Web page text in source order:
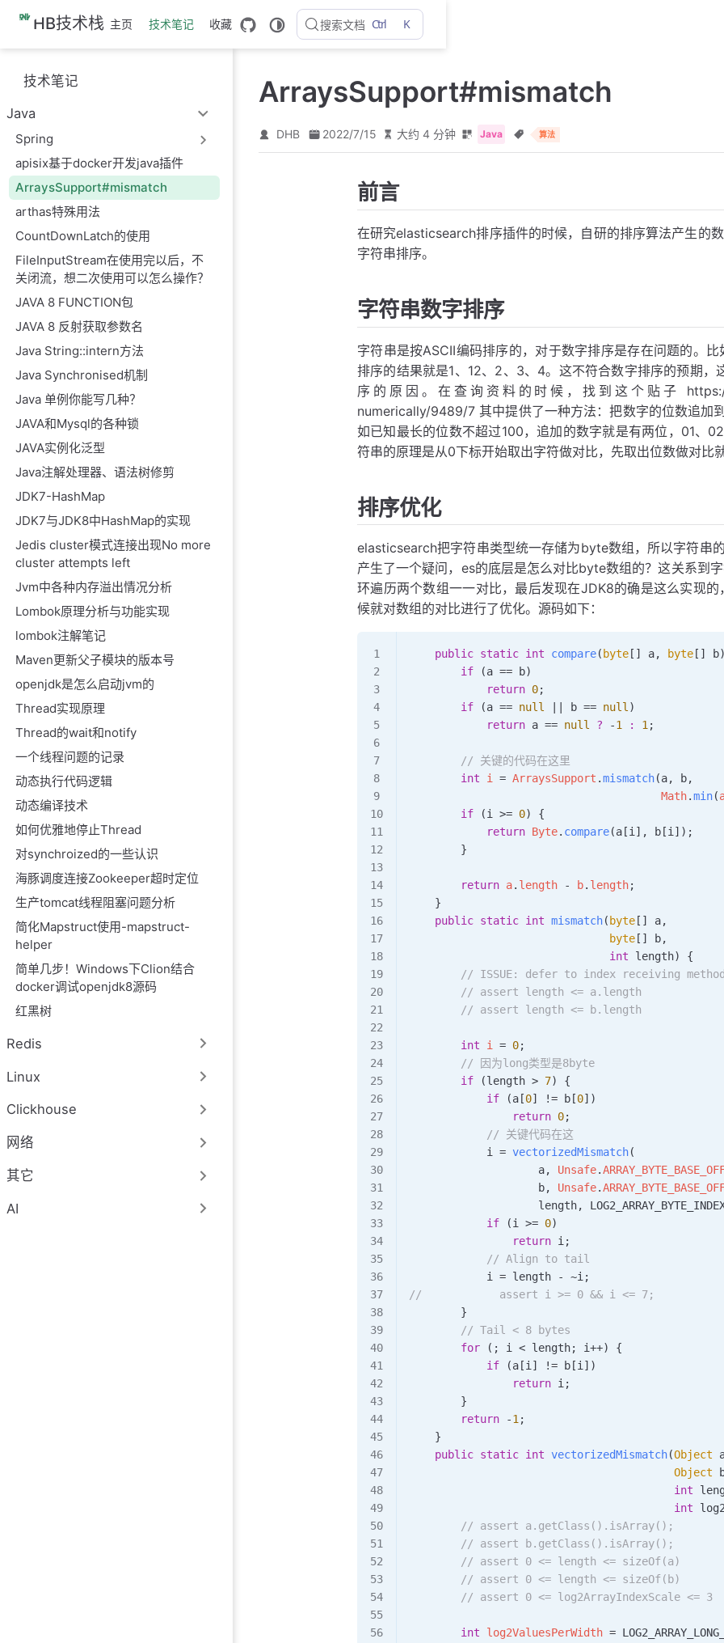
跳
主
要
內
HB技术栈 主页 技术笔记 收藏 搜索文档 Ctrl K
技术笔记
Java
Spring
apisix基于docker开发java插件
ArraysSupport#mismatch
arthas特殊用法
CountDownLatch的使用
FileInputStream在使用完以后，不
关闭流，想二次使用可以怎么操作？
JAVA 8 FUNCTION包
JAVA 8 反射获取参数名
Java String::intern方法
Java Synchronised机制
Java 单例你能写几种？
JAVA和Mysql的各种锁
JAVA实例化泛型
Java注解处理器、语法树修剪
JDK7-HashMap
JDK7与JDK8中HashMap的实现
Jedis cluster模式连接出现No more
cluster attempts left
Jvm中各种内存溢出情况分析
Lombok原理分析与功能实现
lombok注解笔记
Maven更新父子模块的版本号
openjdk是怎么启动jvm的
Thread实现原理
Thread的wait和notify
一个线程问题的记录
动态执行代码逻辑
动态编译技术
如何优雅地停止Thread
对synchroized的一些认识
海豚调度连接Zookeeper超时定位
生产tomcat线程阻塞问题分析
简化Mapstruct使用-mapstruct-
helper
简单几步！Windows下Clion结合
docker调试openjdk8源码
红黑树
Redis
Linux
Clickhouse
网络
其它
AI
ArraysSupport#mismatch
DHB 2022/7/15 大约 4 分钟 Java 算法
前言
在研究elasticsearch排序插件的时候，自研的排序算法产生的
字符串排序。
字符串数字排序
字符串是按ASCII编码排序的，对于数字排序是存在问题的。
排序的结果就是1、12、2、3、4。这不符合数字排序的预期
序的原因。在查询资料的时候，找到这个贴子
numerically/9489/7 其中提供了一种方法：把数字的位数追加
如已知最长的位数不超过100，追加的数字就是有两位，01、
符串的原理是从0下标开始取出字符做对比，先取出位数做对比
排序优化
elasticsearch把字符串类型统一存储为byte数组，所以字符串
产生了一个疑问，es的底层是怎么对比byte数组的？这关系到
环遍历两个数组一一对比，最后发现在JDK8的确是这么实现
候就对数组的对比进行了优化。源码如下：
    public
static int compare( byte [] a, byte []
        if
(a == b)
            return
0;
        if
(a == null b == null)
            return
a == null ? -1 : 1;
        // 关键的代码在这里
        int
i = ArraysSupport .mismatch(a, b,
                                       Math
.min(
        if
(i >= 0) {
            return
Byte. compare(a[i], b[i]);
        }
        return
a. length - b. length;
    }
    public
static int mismatch( byte [] a,
                               byte
[] b,
                               int
length) {
// ISSUE: defer to index receiving
        // assert length <= a.length
        // assert length <= b.length
        int
i = 0;
        // 因为long类型是8byte
        if
(length > 7) {
            if
(a[0] != b[0])
                return
0;
            // 关键代码在这
            i
= vectorizedMismatch(
                    a
, Unsafe.
                    b
, Unsafe.
                    length
,
            if
(i >= 0)
                return
i;
            // Align to tail
            i
= length - ~i;
//            assert i >= 0 && i <= 7;
        }
        // Tail < 8 bytes
        for
( ; i < length; i++) {
            if
(a[i] != b[i])
                return
i;
        }
        return
-1;
    }
    public
static int vectorizedMismatch(Object
                                         Object
                                         int
                                         int
        // assert a.getClass().isArray();
        // assert b.getClass().isArray();
        // assert 0 <= length <= sizeOf(a)
        // assert 0 <= length <= sizeOf(b)
        // assert 0 <= log2ArrayIndexScale <= 3
        int
log2ValuesPerWidth =